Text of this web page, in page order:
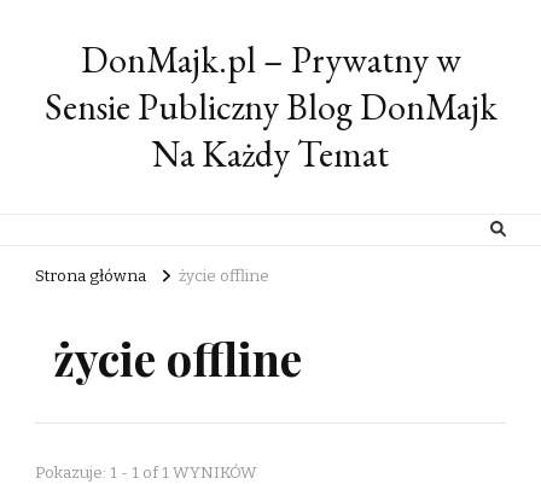
DonMajk.pl – Prywatny w
Sensie Publiczny Blog DonMajk
Na Każdy Temat
Strona główna życie offline
życie offline
Pokazuje: 1 - 1 of 1 WYNIKÓW